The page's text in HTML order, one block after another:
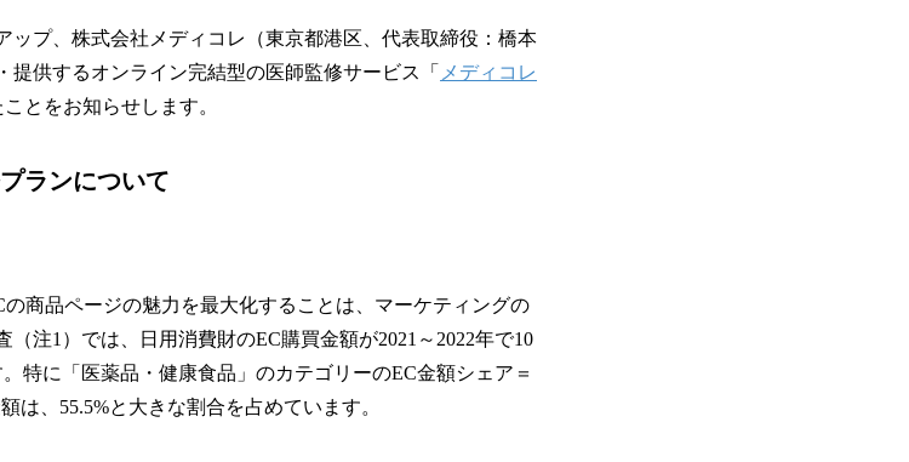
ップ、株式会社メディコレ（東京都港区、代表取締役：橋本
供するオンライン完結型の医師監修サービス「 メディコレ
とをお知らせします。
ランについて
商品ページの魅力を最大化することは、マーケティングの
注1）では、日用消費財のEC購買金額が2021～2022年で10
特に「医薬品・健康食品」のカテゴリーのEC金額シェア＝
は、55.5%と大きな割合を占めています。